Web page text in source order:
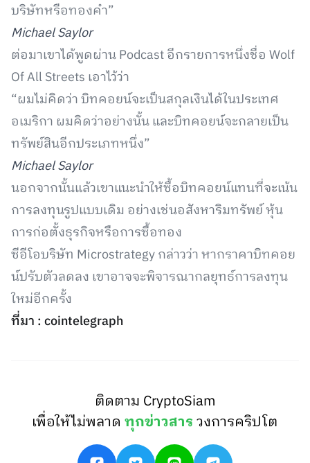
บริษัทหรือทองคำ”
Michael Saylor
ต่อมาเขาได้พูดผ่าน Podcast อีกรายการหนึ่งชื่อ Wolf
Of All Streets เอาไว้ว่า
“ผมไม่คิดว่า บิทคอยน์จะเป็นสกุลเงินได้ในประเทศ
อเมริกา ผมคิดว่าอย่างนั้น และบิทคอยน์จะกลายเป็น
ทรัพย์สินอีกประเภทหนึ่ง”
Michael Saylor
นอกจากนั้นแล้วเขาแนะนำให้ซื้อบิทคอยน์แทนที่จะเน้น
การลงทุนรูปแบบเดิม อย่างเช่นอสังหาริมทรัพย์ หุ้น
การก่อตั้งธุรกิจหรือการซื้อทอง
ซีอีโอบริษัท Microstrategy กล่าวว่า หากราคาบิทคอย
น์ปรับตัวลดลง เขาอาจจะพิจารณากลยุทธ์การลงทุน
ใหม่อีกครั้ง
ที่มา : cointelegraph
ติดตาม CryptoSiam
เพื่อให้ไม่พลาดทุกข่าวสารวงการคริปโต